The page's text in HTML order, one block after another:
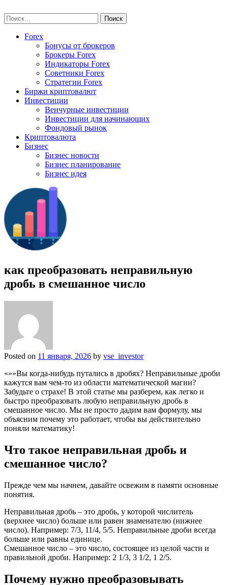
to
content
Найти:
Forex
Бонусы от брокеров
Брокеры Forex
Индикаторы Forex
Советники Forex
Стратегии Forex
Биржи криптовалют
Инвестиции
Венчурные инвестиции
Инвестиции для начинающих
Фондовый рынок
Криптовалюта
Бизнес
Бизнес новости
Бизнес планирование
Бизнес идея
как преобразовать неправильную
дробь в смешанное число
Posted on 11 января, 2026 by vse_investor
«»»Вы когда-нибудь путались в дробях? Неправильные дроби
кажутся вам чем-то из области математической магии?
Забудьте о страхе! В этой статье мы разберем, как легко и
быстро преобразовать любую неправильную дробь в
смешанное число. Мы не просто дадим вам формулу, мы
объясним почему это работает, чтобы вы действительно
поняли математику!
Что такое неправильная дробь и
смешанное число?
Прежде чем мы начнем, давайте освежим в памяти основные
понятия.
Неправильная дробь – это дробь, у которой числитель
(верхнее число) больше или равен знаменателю (нижнее
число). Например: 7/3, 11/4, 5/5. Неправильные дроби всегда
больше или равны единице.
Смешанное число – это число, состоящее из целой части и
правильной дроби. Например: 2 1/3, 3 1/2, 1 2/5.
Почему нужно преобразовывать